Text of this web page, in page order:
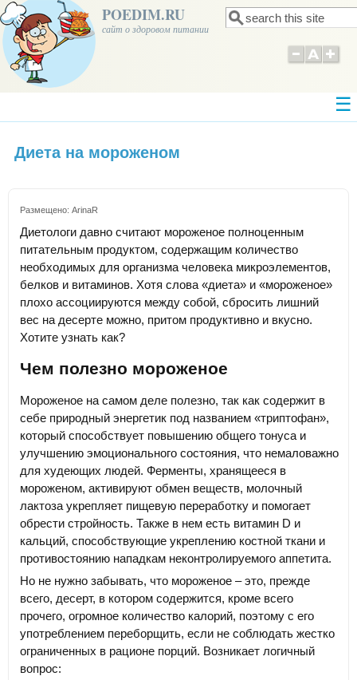
POEDIM.RU
сайт о здоровом питании Форма поиска
Поиск
Диета на мороженом
Размещено: ArinaR
Диетологи давно считают мороженое полноценным
питательным продуктом, содержащим количество
необходимых для организма человека микроэлементов,
белков и витаминов. Хотя слова «диета» и «мороженое»
плохо ассоциируются между собой, сбросить лишний
вес на десерте можно, притом продуктивно и вкусно.
Хотите узнать как?
Чем полезно мороженое
Мороженое на самом деле полезно, так как содержит в
себе природный энергетик под названием «триптофан»,
который способствует повышению общего тонуса и
улучшению эмоционального состояния, что немаловажно
для худеющих людей. Ферменты, хранящееся в
мороженом, активируют обмен веществ, молочный
лактоза укрепляет пищевую переработку и помогает
обрести стройность. Также в нем есть витамин D и
кальций, способствующие укреплению костной ткани и
противостоянию нападкам неконтролируемого аппетита.
Но не нужно забывать, что мороженое – это, прежде
всего, десерт, в котором содержится, кроме всего
прочего, огромное количество калорий, поэтому с его
употреблением переборщить, если не соблюдать жестко
ограниченных в рационе порций. Возникает логичный
вопрос: